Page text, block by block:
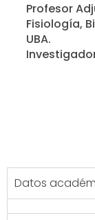
Profesor
Fisiología,
UBA.
Datos